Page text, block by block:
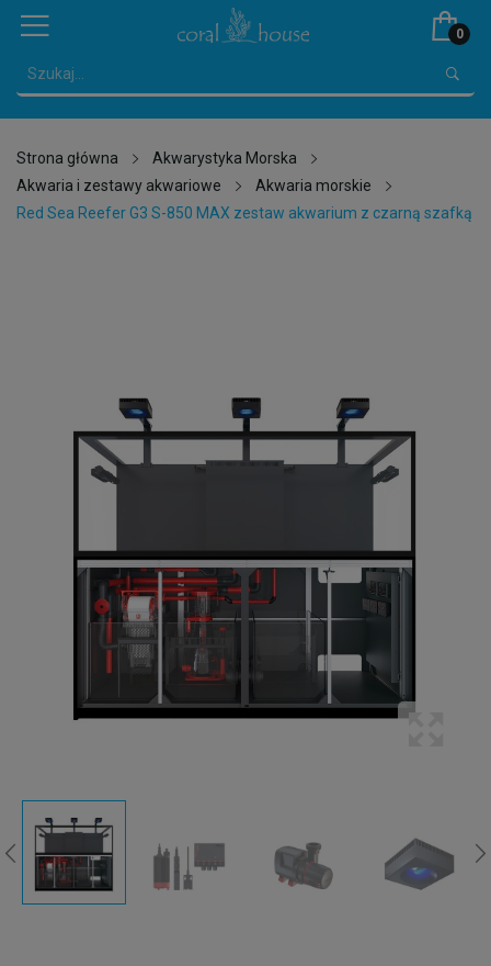
0
Strona główna
Akwarystyka Morska
Akwaria i zestawy akwariowe
Akwaria morskie
Red Sea Reefer G3 S-850 MAX zestaw akwarium z czarną szafką